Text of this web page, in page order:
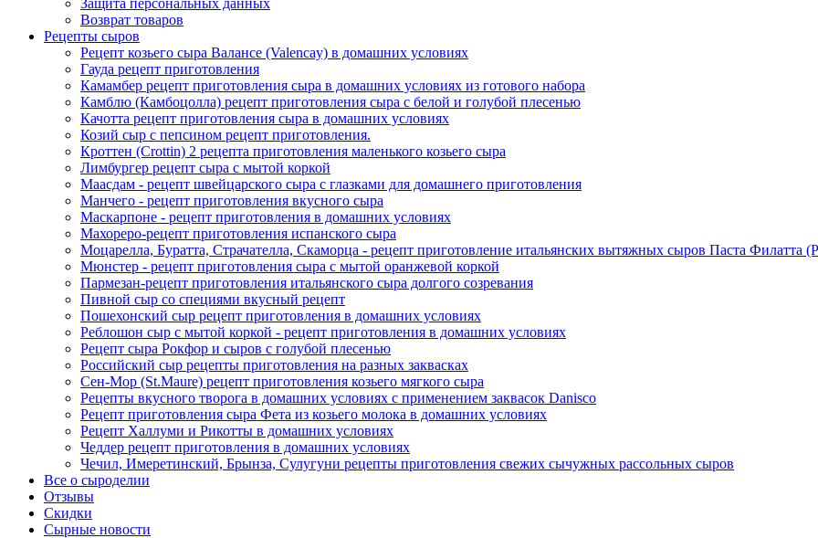
Защита персональных данных
Возврат товаров
Рецепты сыров
Рецепт козьего сыра Валансе (Valencay) в домашних условиях
Гауда рецепт приготовления
Камамбер рецепт приготовления сыра в домашних условиях из готового набора
Камблю (Камбоцолла) рецепт приготовления сыра с белой и голубой плесенью
Качотта рецепт приготовления сыра в домашних условиях
Козий сыр с пепсином рецепт приготовления.
Кроттен (Crottin) 2 рецепта приготовления маленького козьего сыра
Лимбургер рецепт сыра с мытой коркой
Маасдам - рецепт швейцарского сыра с глазками для домашнего приготовления
Манчего - рецепт приготовления вкусного сыра
Маскарпоне - рецепт приготовления в домашних условиях
Махореро-рецепт приготовления испанского сыра
Моцарелла, Буратта, Страчателла, Скаморца - рецепт приготовление итальянских вытяжных сыров Паста Филатта
Мюнстер - рецепт приготовления сыра с мытой оранжевой коркой
Пармезан-рецепт приготовления итальянского сыра долгого созревания
Пивной сыр со специями вкусный рецепт
Пошехонский сыр рецепт приготовления в домашних условиях
Реблошон сыр с мытой коркой - рецепт приготовления в домашних условиях
Рецепт сыра Рокфор и сыров с голубой плесенью
Российский сыр рецепты приготовления на разных заквасках
Сен-Мор (St.Maure) рецепт приготовления козьего мягкого сыра
Рецепты вкусного творога в домашних условиях с применением заквасок Danisco
Рецепт приготовления сыра Фета из козьего молока в домашних условиях
Рецепт Халлуми и Рикотты в домашних условиях
Чеддер рецепт приготовления в домашних условиях
Чечил, Имеретинский, Брынза, Сулугуни рецепты приготовления свежих сычужных рассольных сыров
Все о сыроделии
Отзывы
Скидки
Сырные новости